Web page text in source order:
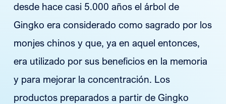
desde hace casi 5.000 años el árbol de
Gingko era considerado como sagrado por los
monjes chinos y que, ya en aquel entonces,
era utilizado por sus beneficios en la memoria
y para mejorar la concentración. Los
productos preparados a partir de Gingko